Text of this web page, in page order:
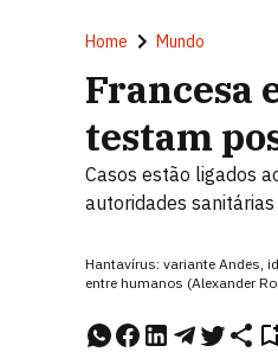
Home Mundo
Francesa
testam
Casos estão ligados
autoridades sanitárias
Hantavírus: variante Andes,
entre humanos (Alexander